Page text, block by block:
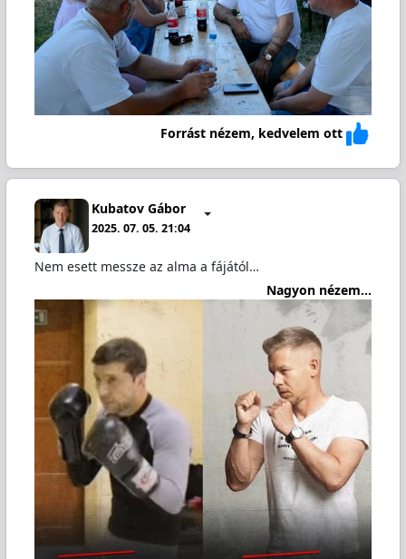
Forrást nézem, kedvelem ott
Kubatov Gábor
2025. 07. 05. 21:04
Nem esett messze az alma a fájától…
Nagyon nézem...